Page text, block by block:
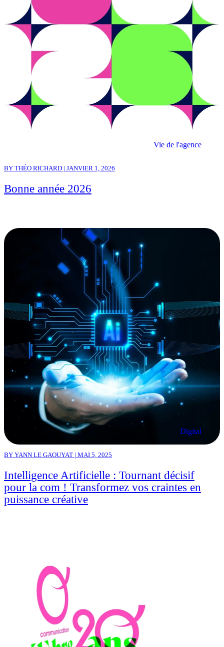
Vie de l'agence
BY THÉO RICHARD | JANVIER 1, 2026
Bonne année 2026
Digital
BY YANN LE GAOUYAT | MAI 5, 2025
Intelligence Artificielle : Tournant décisif
pour la com ! Transformez vos craintes en
puissance créative